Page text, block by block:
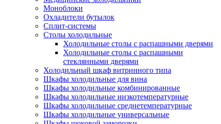
Моноблоки
Охладители бутылок
Сплит-системы
Столы холодильные
Холодильные столы с распашными дверями
Холодильные столы с распашными
стеклянными дверями
Холодильный шкаф витринного типа
Шкафы холодильные для вина
Шкафы холодильные комбинированные
Шкафы холодильные низкотемпературные
Шкафы холодильные среднетемпературные
Шкафы холодильные универсальные